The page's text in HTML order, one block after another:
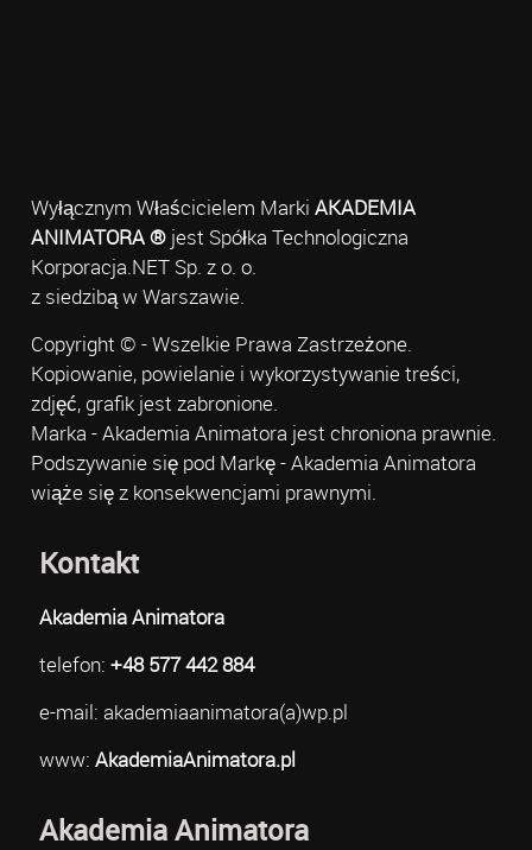
Wyłącznym Właścicielem Marki AKADEMIA
ANIMATORA ®jest Spółka Technologiczna
Korporacja.NET Sp. z o. o.
z siedzibą w Warszawie.
Copyright © - Wszelkie Prawa Zastrzeżone.
Kopiowanie, powielanie i wykorzystywanie treści,
zdjęć, grafik jest zabronione.
Marka - Akademia Animatora jest chroniona prawnie.
Podszywanie się pod Markę - Akademia Animatora
wiąże się z konsekwencjami prawnymi.
Kontakt
Akademia Animatora
telefon: +48 577 442 884
e-mail: akademiaanimatora(a)wp.pl
www: AkademiaAnimatora.pl
Akademia Animatora